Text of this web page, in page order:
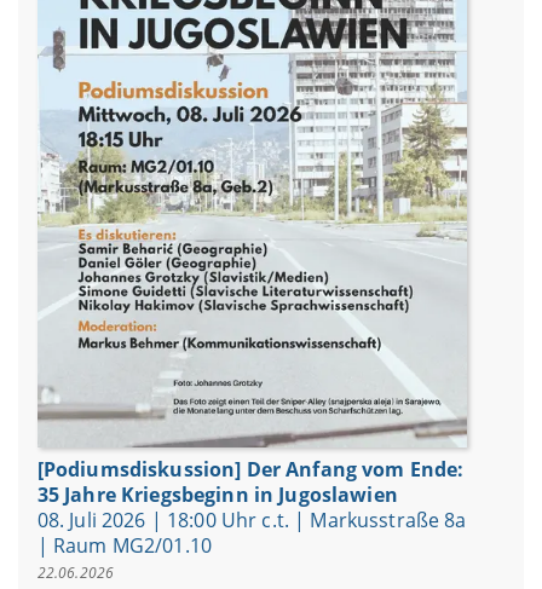
[Podiumsdiskussion] Der Anfang vom Ende:
35 Jahre Kriegsbeginn in Jugoslawien
08. Juli 2026 | 18:00 Uhr c.t. | Markusstraße 8a
| Raum MG2/01.10
22.06.2026